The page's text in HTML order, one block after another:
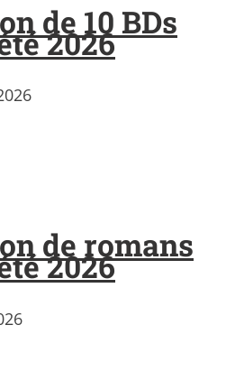
de 10 BDs
2026
de romans
2026